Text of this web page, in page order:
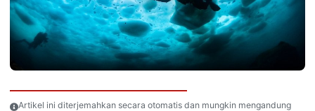
Artikel ini diterjemahkan secara otomatis dan mungkin mengandung